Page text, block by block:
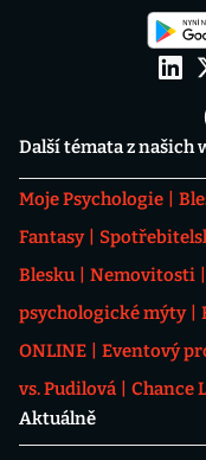
Další témata z našich
Moje Psychologie
Fantasy
Blesku
Nemovitosti
psychologické mýty
ONLINE
Eventový
vs. Pudilová
Chance
Aktuálně